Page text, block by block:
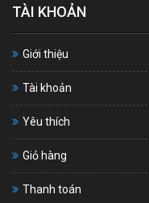
TÀI KHOẢN
Giới thiệu
Tài khoản
Yêu thích
Giỏ hàng
Thanh toán